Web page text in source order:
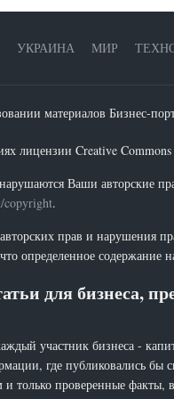
УКРАИНА МИР
материалов Бизнес-
лицензии Creative
Ваши авторские
copyright.
прав и нарушения
определенное содержание
для бизнеса,
участник бизнеса -
где публиковались бы
только проверенные факты,